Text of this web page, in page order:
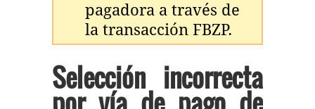
pagadora a través de
la transacción FBZP.
Selección incorrecta